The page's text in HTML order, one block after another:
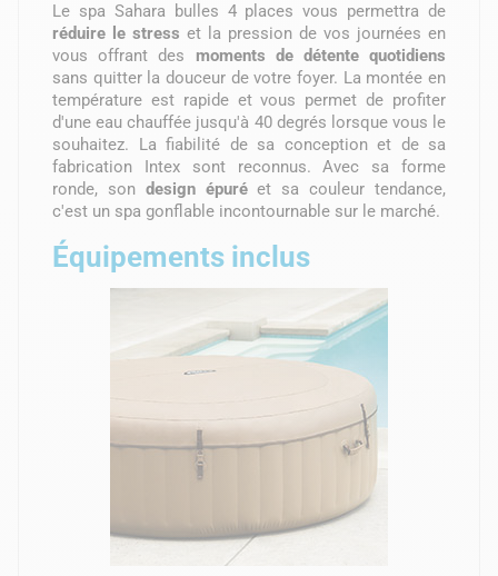
Le spa Sahara bulles 4 places vous permettra de
réduire le stress et la pression de vos journées en
vous offrant des moments de détente quotidiens
sans quitter la douceur de votre foyer. La montée en
température est rapide et vous permet de profiter
d'une eau chauffée jusqu'à 40 degrés lorsque vous le
souhaitez. La fiabilité de sa conception et de sa
fabrication Intex sont reconnus. Avec sa forme
ronde, son design épuréet sa couleur tendance,
c'est un spa gonflable incontournable sur le marché.
Équipements inclus